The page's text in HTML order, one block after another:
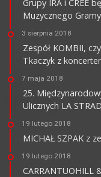
Grupy IRA i CREE
Muzycznego
3 sierpnia 2018
Zespół KOMBII,
Tkaczyk z
7 maja 2018
25.
Ulicznych LA
19 lutego 2018
MICHAŁ SZPAK z
19 lutego 2018
CARRANTUOHILL